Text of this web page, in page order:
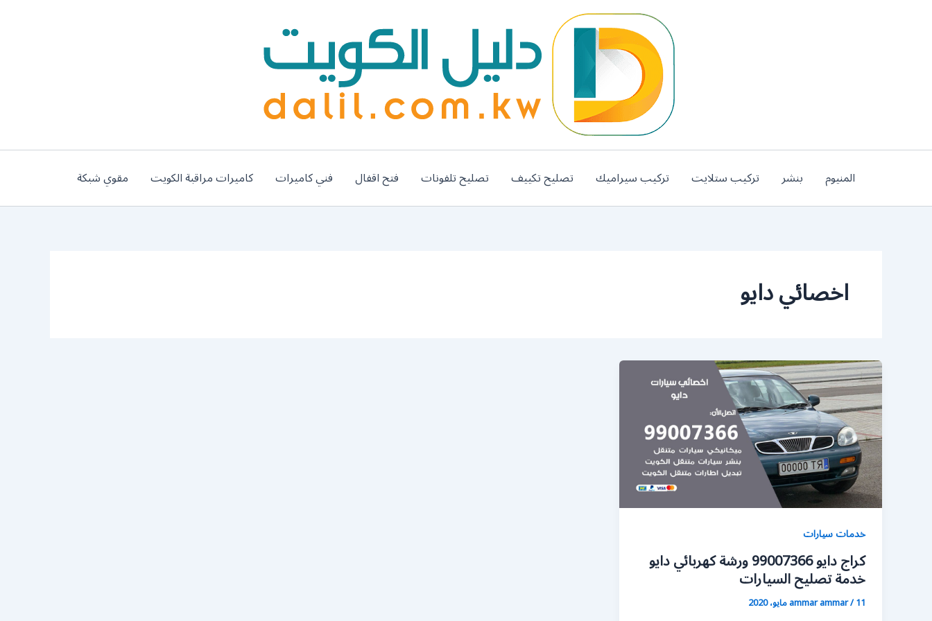
المنيوم بنشر تركيب ستلايت تركيب سيراميك تصليح تكييف تصليح تلفونات فتح اقفال فني كاميرات كاميرات مراقبة الكويت مقوي شبكة
اخصائي دايو
خدمات سيارات
كراج دايو 99007366 ورشة كهربائي دايو
خدمة تصليح السيارات
ammar ammar/11 مايو، 2020